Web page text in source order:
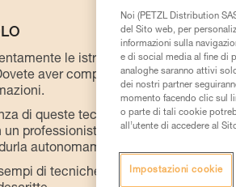
le istruzioni tecniche dei
aver compreso le informazioni
di queste tecniche richiede una
un professionista la vostra capacità di
autonomamente.
di tecniche relative alla vostra
Noi (PETZL Distribution
del Sito web, per
informazioni sulla
e di social media al fine di
analoghe saranno attivi
dei nostri partner
momento facendo clic sul
o parte di tali cookie
all’utente di accedere al
Impostazioni cookie